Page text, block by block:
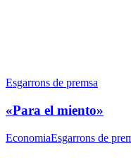
el
Esgarrons de premsa
«Para el miento»
Spain
EconomiaEsgarrons de